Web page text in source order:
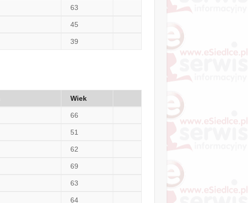
63
45
39
Wiek
66
51
62
69
63
64